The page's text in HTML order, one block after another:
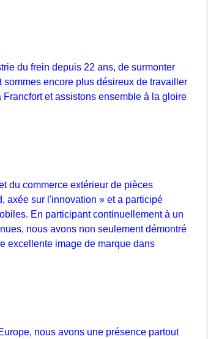
du frein depuis 22 ans, de surmonter
sommes encore plus désireux de travailler
et assistons ensemble à la gloire
du commerce extérieur de pièces
axée sur l'innovation » et a participé
En participant continuellement à un
nous avons non seulement démontré
excellente image de marque dans
nous avons une présence partout